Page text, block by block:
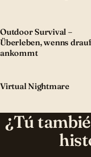
Outdoor Survival –
Überleben, wenns drauf
ankommt
Virtual Nightmare
¿Tú